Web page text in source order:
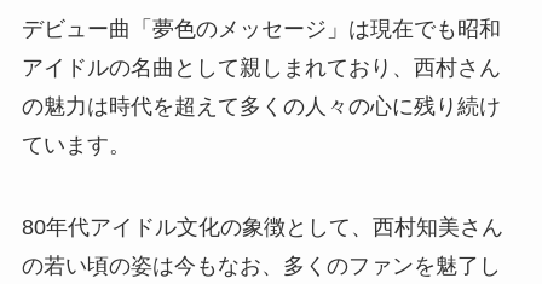
デビュー曲「夢色のメッセージ」は現在でも昭和
アイドルの名曲として親しまれており、西村さん
の魅力は時代を超えて多くの人々の心に残り続け
ています。
80年代アイドル文化の象徴として、西村知美さん
の若い頃の姿は今もなお、多くのファンを魅了し